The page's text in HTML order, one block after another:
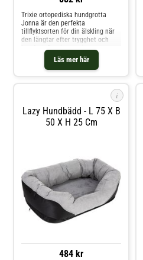
Läs mer här
Trixie ortopediska hundgrotta
Jonna är den perfekta
tillflyktsorten för din älskling när
den längtar efter trygghet och
komfort. Den innovativa
liggmattan består av ett 2-
lagersystem av komfort- och
viskoelastiskt skum som anpassar
och låter den vila komfortabelt.
i
Lazy Hundbädd - L 75 X B
50 X H 25 Cm
484 kr